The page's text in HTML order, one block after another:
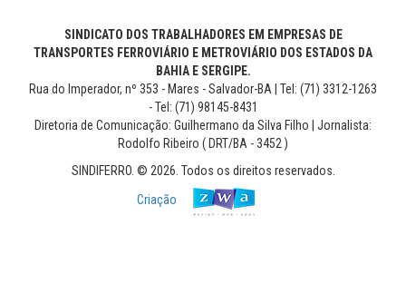
SINDICATO DOS TRABALHADORES EM EMPRESAS DE
TRANSPORTES FERROVIÁRIO E METROVIÁRIO DOS ESTADOS DA
BAHIA E SERGIPE.
Rua do Imperador, nº 353 - Mares - Salvador-BA | Tel: (71) 3312-1263
- Tel: (71) 98145-8431
Diretoria de Comunicação: Guilhermano da Silva Filho | Jornalista:
Rodolfo Ribeiro ( DRT/BA - 3452 )
SINDIFERRO. © 2026. Todos os direitos reservados.
Criação